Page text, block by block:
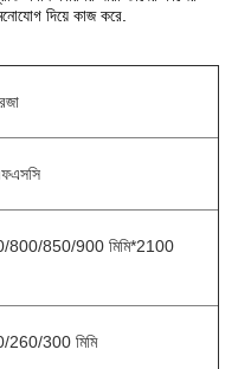
দিয়ে কাজ করে.
850/900 মিমি*2100
300 মিমি